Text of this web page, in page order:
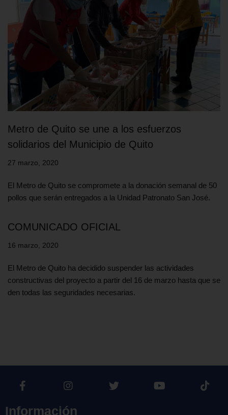
Metro de Quito se une a los esfuerzos
solidarios del Municipio de Quito
27 marzo, 2020
El Metro de Quito se compromete a la donación semanal de 50
pollos que serán entregados a la Unidad Patronato San José.
COMUNICADO OFICIAL
16 marzo, 2020
El Metro de Quito ha decidido suspender las actividades
constructivas del proyecto a partir del 16 de marzo hasta que se
den todas las seguridades necesarias.
Información